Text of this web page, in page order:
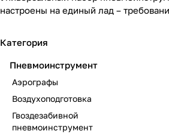
настроены на единый лад –
Категория
Пневмоинструмент
Аэрографы
Воздухоподготовка
Гвоздезабивной
пневмоинструмент